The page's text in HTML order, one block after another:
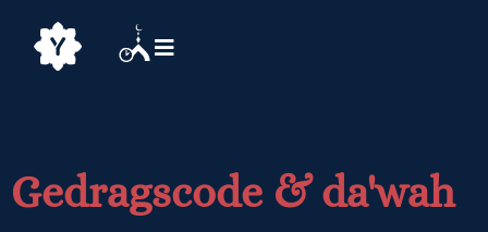
Gedragscode & da'wah